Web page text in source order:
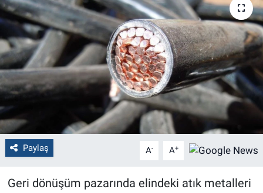
Paylaş A- A+
Geri dönüşüm pazarında elindeki atık metalleri
Politika
Bilecik
Kütahya
Genel